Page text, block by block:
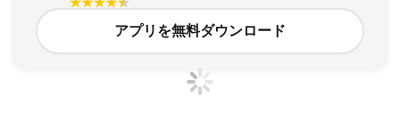
アプリを無料ダウンロード